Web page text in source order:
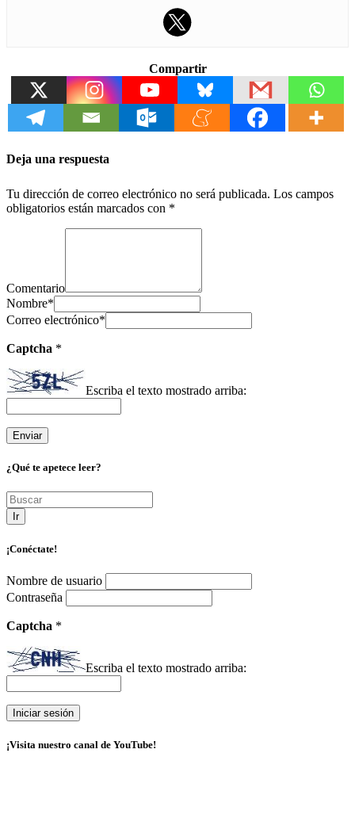
Compartir
Deja una respuesta
Tu dirección de correo electrónico no será publicada. Los campos
obligatorios están marcados con *
Comentario
Nombre*
Correo electrónico*
Captcha *
Escriba el texto mostrado arriba:
¿Qué te apetece leer?
Ir
¡Conéctate!
Nombre de usuario
Contraseña
Captcha *
Escriba el texto mostrado arriba:
¡Visita nuestro canal de YouTube!